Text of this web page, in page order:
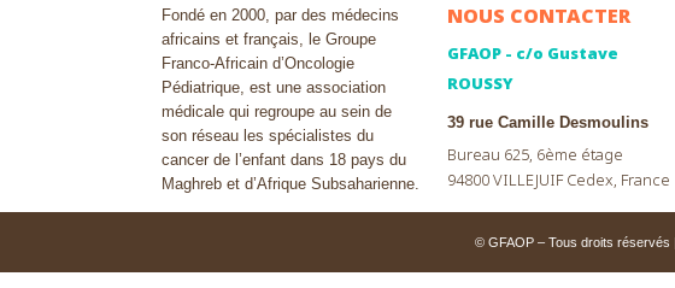
Fondé en 2000, par des médecins
africains et français, le Groupe
Franco-Africain d’Oncologie
Pédiatrique, est une association
médicale qui regroupe au sein de
son réseau les spécialistes du
cancer de l’enfant dans 18 pays du
Maghreb et d’Afrique Subsaharienne.
NOUS CONTACTER
GFAOP - c/o Gustave
ROUSSY
39 rue Camille Desmoulins
Bureau 625, 6ème étage
94800 VILLEJUIF Cedex, France
© GFAOP – Tous droits réservés |